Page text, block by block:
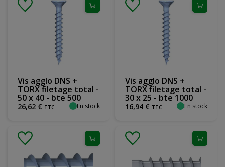
Vis agglo DNS +
TORX filetage total -
50 x 40 - bte 500
26,62 € TTC En stock
Vis agglo DNS +
TORX filetage total -
30 x 25 - bte 1000
16,94 € TTC En stock